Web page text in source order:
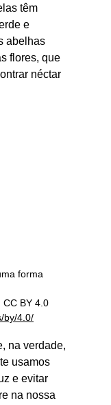
têm
e
abelhas
flores, que
néctar
forma
CC BY 4.0
by/4.0/
na verdade,
usamos
e evitar
na nossa